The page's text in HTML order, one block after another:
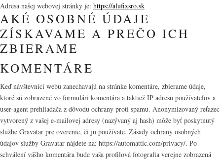
Adresa našej webovej stránky je: https://alufixsro.sk
AKÉ OSOBNÉ ÚDAJE
ZÍSKAVAME A PREČO ICH
ZBIERAME
KOMENTÁRE
Keď návštevníci webu zanechavajú na stránke komentáre, zbierame údaje,
ktoré sú zobrazené vo formulári komentára a taktiež IP adresu používateľov a
user-agent prehliadača z dôvodu ochrany proti spamu. Anonymizovaný reťazec
vytvorený z vašej e-mailovej adresy (nazývaný aj hash) môže byť poskytnutý
službe Gravatar pre overenie, či ju používate. Zásady ochrany osobných
údajov služby Gravatar nájdete na: https://automattic.com/privacy/. Po
schválení vášho komentára bude vaša profilová fotografia verejne zobrazená